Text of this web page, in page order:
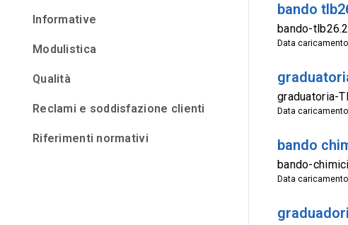
Informative
Modulistica
Qualità
Reclami e soddisfazione clienti
Riferimenti normativi
bando
bando-
Data
graduatoria-
Data
bando
bando-
Data